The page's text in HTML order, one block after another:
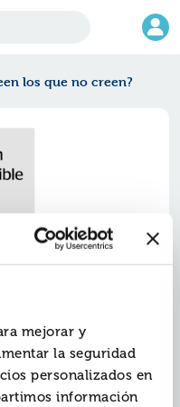
mejorar y
la seguridad
personalizados en
información
los que no creen?
no creen?